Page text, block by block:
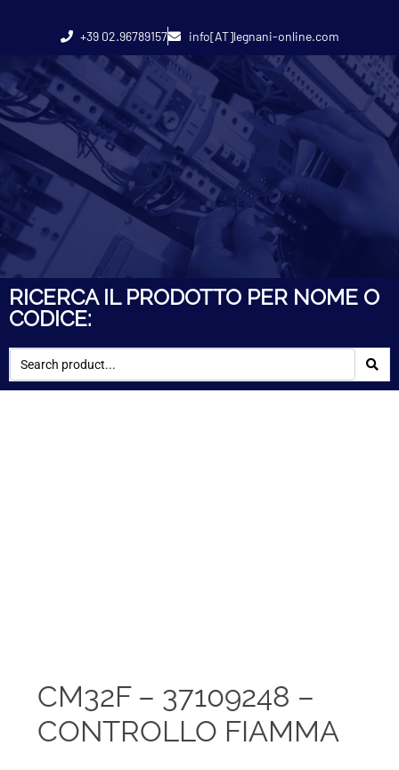
+39 02.96789157 info[AT]legnani-online.com
RICERCA IL PRODOTTO PER NOME O
CODICE:
CM32F – 37109248 –
CONTROLLO FIAMMA